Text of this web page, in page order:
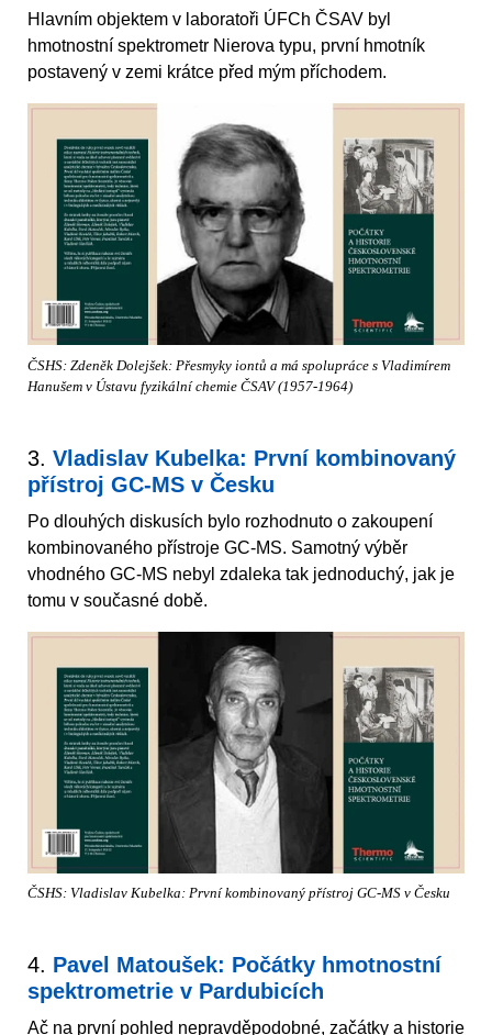
Hlavním objektem v laboratoři ÚFCh ČSAV byl
hmotnostní spektrometr Nierova typu, první hmotník
postavený v zemi krátce před mým příchodem.
ČSHS: Zdeněk Dolejšek: Přesmyky iontů a má spolupráce s Vladimírem
Hanušem v Ústavu fyzikální chemie ČSAV (1957-1964)
3. Vladislav Kubelka: První kombinovaný
přístroj GC-MS v Česku
Po dlouhých diskusích bylo rozhodnuto o zakoupení
kombinovaného přístroje GC-MS. Samotný výběr
vhodného GC-MS nebyl zdaleka tak jednoduchý, jak je
tomu v současné době.
ČSHS: Vladislav Kubelka: První kombinovaný přístroj GC-MS v Česku
4. Pavel Matoušek: Počátky hmotnostní
spektrometrie v Pardubicích
Ač na první pohled nepravděpodobné, začátky a historie